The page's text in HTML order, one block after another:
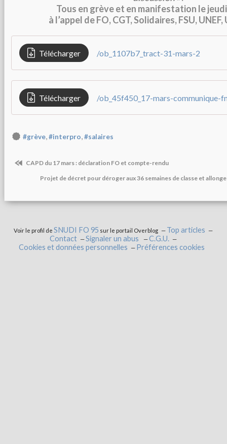
Tous en grève et en manifestation le
à l’appel de FO, CGT, Solidaires, FSU, UNEF,
Télécharger /ob_1107b7_tract-31-mars-2
Télécharger /ob_45f450_17-mars-communique-
#grève,#interpro,#salaires
CAPD du 17 mars : déclaration FO et compte-rendu
Projet de décret pour déroger aux 36 semaines de classe et
Voir le profil deSNUDI FO 95 sur le portail Overblog
Top articles
Contact
Signaler un abus
C.G.U.
Cookies et données personnelles
Préférences cookies